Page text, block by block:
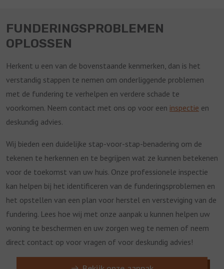
FUNDERINGSPROBLEMEN
OPLOSSEN
Herkent u een van de bovenstaande kenmerken, dan is het
verstandig stappen te nemen om onderliggende problemen
met de fundering te verhelpen en verdere schade te
voorkomen. Neem contact met ons op voor een inspectie en
deskundig advies.
Wij bieden een duidelijke stap-voor-stap-benadering om de
tekenen te herkennen en te begrijpen wat ze kunnen betekenen
voor de toekomst van uw huis. Onze professionele inspectie
kan helpen bij het identificeren van de funderingsproblemen en
het opstellen van een plan voor herstel en versteviging van de
fundering. Lees hoe wij met onze aanpak u kunnen helpen uw
woning te beschermen en uw zorgen weg te nemen of neem
direct contact op voor vragen of voor deskundig advies!